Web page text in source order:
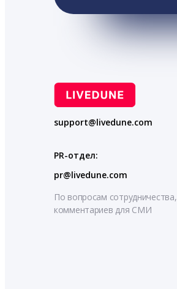
support@livedune.com
PR-отдел:
pr@livedune.com
По вопросам сотрудничества,
комментариев для СМИ